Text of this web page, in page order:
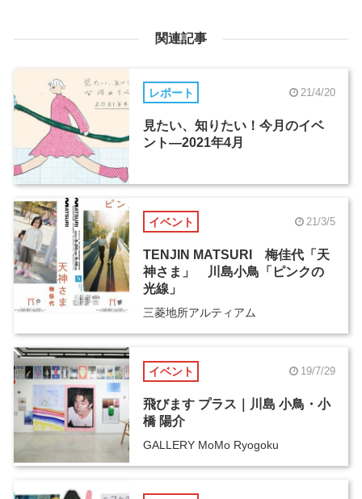
関連記事
レポート 21/4/20
見たい、知りたい！今月のイベ
ント―2021年4月
イベント 21/3/5
TENJIN MATSURI 梅佳代「天
神さま」 川島小鳥「ピンクの
光線」
三菱地所アルティアム
イベント 19/7/29
飛びます プラス｜川島 小鳥・小
橋 陽介
GALLERY MoMo Ryogoku